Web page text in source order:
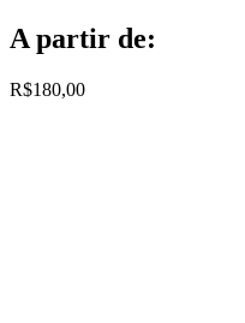
A partir de:
R$180,00